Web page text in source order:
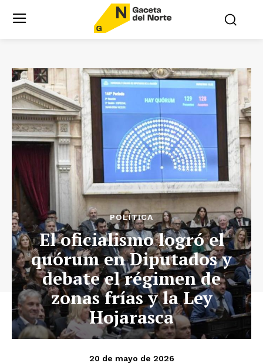
POLÍTICA
El oficialismo logró el
quórum en Diputados y
debate el régimen de
zonas frías y la Ley
Hojarasca
20 de mayo de 2026